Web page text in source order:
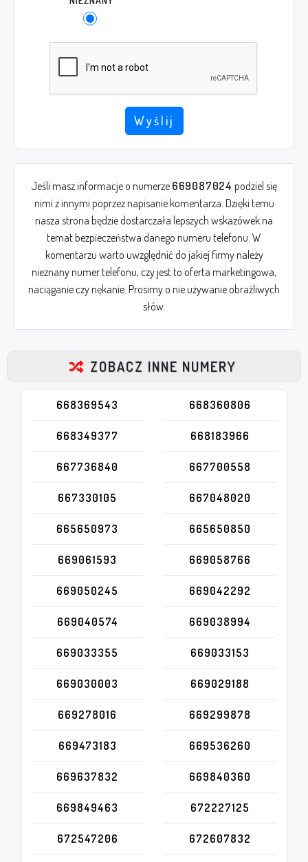
Wyślij
Jeśli masz informacje o numerze 669087024 podziel się
nimi z innymi poprzez napisanie komentarza. Dzięki temu
nasza strona będzie dostarczała lepszych wskazówek na
temat bezpieczeństwa danego numeru telefonu. W
komentarzu warto uwzględnić do jakiej firmy należy
nieznany numer telefonu, czy jest to oferta marketingowa,
naciąganie czy nękanie. Prosimy o nie używanie obraźliwych
słów.
ZOBACZ INNE NUMERY
668369543 668360806
668349377 668183966
667736840 667700558
667330105 667048020
665650973 665650850
669061593 669058766
669050245 669042292
669040574 669038994
669033355 669033153
669030003 669029188
669278016 669299878
669473183 669536260
669637832 669840360
669849463 672227125
672547206 672607832